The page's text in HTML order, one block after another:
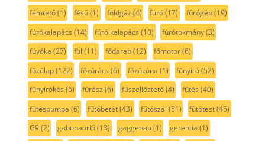
fémtető(1) fésű(1) földgáz (4) fúró(17) fúrógép(19)
fúrókalapács (14) fúró kalapács (10) fúrótokmány(3)
fúvóka (27) fül (11) fődarab(12) főmotor(6)
főzőlap(122) főzőrács (6) főzőzóna (1) fűnyíró(52)
fűnyírókés (6) fűrész (6) fűszellőztető(4) fűtés (40)
fűtéspumpa (6) fűtőbetét(43) fűtőszál (51) fűtőtest(45)
G9(2) gabonaörlő(13) gaggenau(1) gerenda (1)